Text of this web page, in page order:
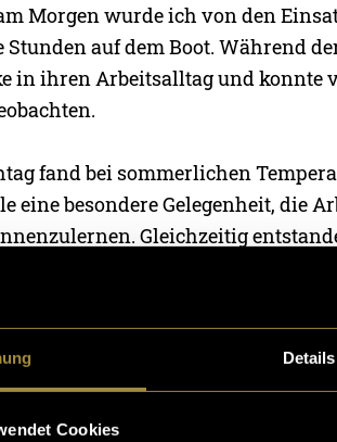
Details
Cookies
Morgen wurde ich von den
Stunden auf dem Boot. Während
in ihren Arbeitsalltag und konnte
fand bei sommerlichen
eine besondere Gelegenheit, die
Gleichzeitig
war diese Erfahrung besonders
kennenlernen durfte, mit dem ich
Begleitung der Einsatzkräfte
und machte die Geschichte greifbar.